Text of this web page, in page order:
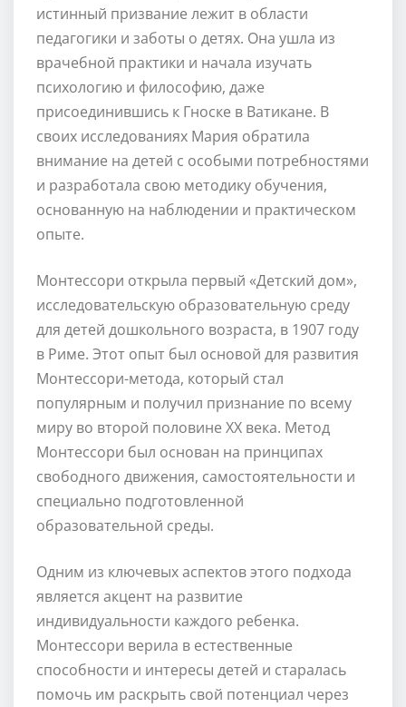
истинный призвание лежит в области
педагогики и заботы о детях. Она ушла из
врачебной практики и начала изучать
психологию и философию, даже
присоединившись к Гноске в Ватикане. В
своих исследованиях Мария обратила
внимание на детей с особыми потребностями
и разработала свою методику обучения,
основанную на наблюдении и практическом
опыте.
Монтессори открыла первый «Детский дом»,
исследовательскую образовательную среду
для детей дошкольного возраста, в 1907 году
в Риме. Этот опыт был основой для развития
Монтессори-метода, который стал
популярным и получил признание по всему
миру во второй половине XX века. Метод
Монтессори был основан на принципах
свободного движения, самостоятельности и
специально подготовленной
образовательной среды.
Одним из ключевых аспектов этого подхода
является акцент на развитие
индивидуальности каждого ребенка.
Монтессори верила в естественные
способности и интересы детей и старалась
помочь им раскрыть свой потенциал через